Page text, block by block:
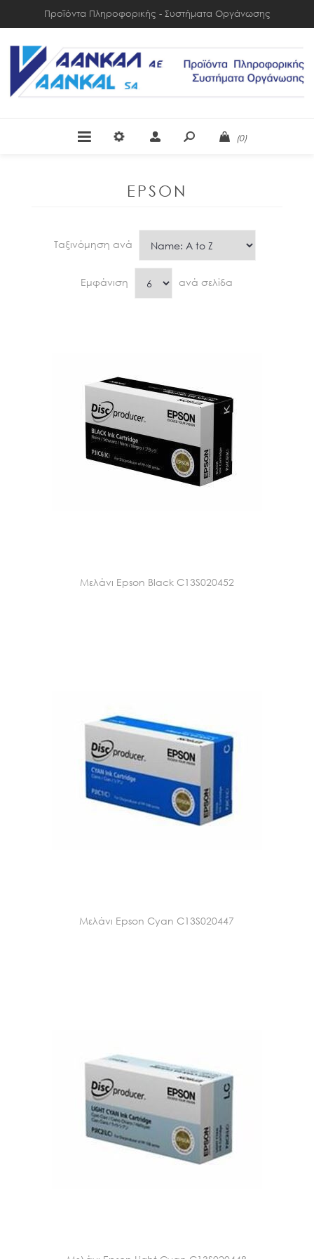
Προϊόντα Πληροφορικής - Συστήματα Οργάνωσης
(0)
EPSON
Ταξινόμηση ανά
Εμφάνιση ανά σελίδα
Μελάνι Epson Black C13S020452
Μελάνι Epson Cyan C13S020447